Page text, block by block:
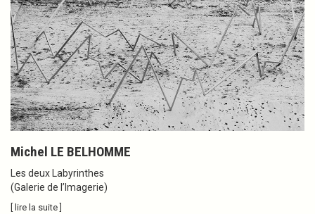
Michel LE BELHOMME
Les deux Labyrinthes
(Galerie de l’Imagerie)
[ lire la suite ]